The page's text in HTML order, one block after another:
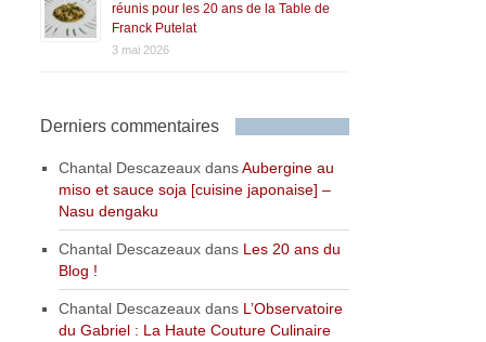
réunis pour les 20 ans de la Table de
Franck Putelat
3 mai 2026
Derniers commentaires
Chantal Descazeaux dansAubergine au
miso et sauce soja [cuisine japonaise] –
Nasu dengaku
Chantal Descazeaux dans Les 20 ans du
Blog !
Chantal Descazeaux dans L’Observatoire
du Gabriel : La Haute Couture Culinaire